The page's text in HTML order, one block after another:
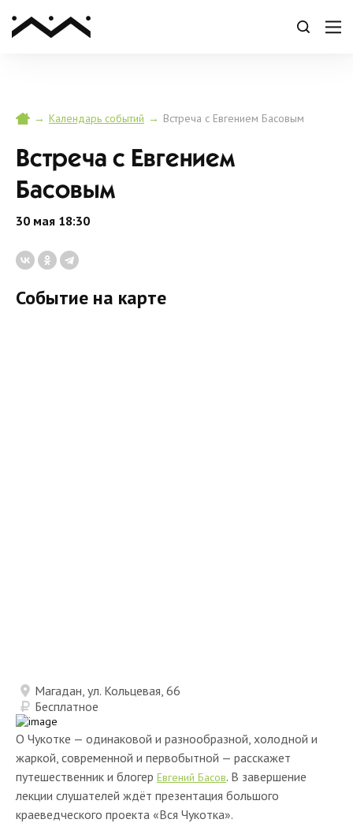
→ Календарь событий → Встреча с Евгением Басовым
Встреча с Евгением
Басовым
30 мая 18:30
О Чукотке — одинаковой и разнообразной, холодной и
жаркой, современной и первобытной — расскажет
путешественник и блогер Евгений Басов. В завершение
лекции слушателей ждёт презентация большого
краеведческого проекта «Вся Чукотка».
Событие на карте
Магадан, ул. Кольцевая, 66
Бесплатное